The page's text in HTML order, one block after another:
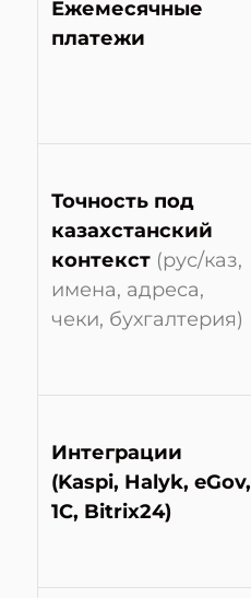
Ежемесячные
платежи
Точность под
казахстанский
контекст (рус/каз,
имена, адреса,
чеки, бухгалтерия)
Интеграции
(Kaspi, Halyk, eGov,
1C, Bitrix24)